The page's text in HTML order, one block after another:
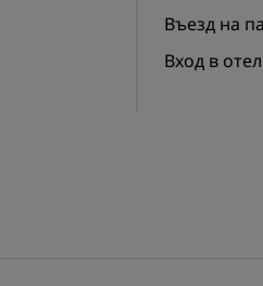
Въезд на
Вход в